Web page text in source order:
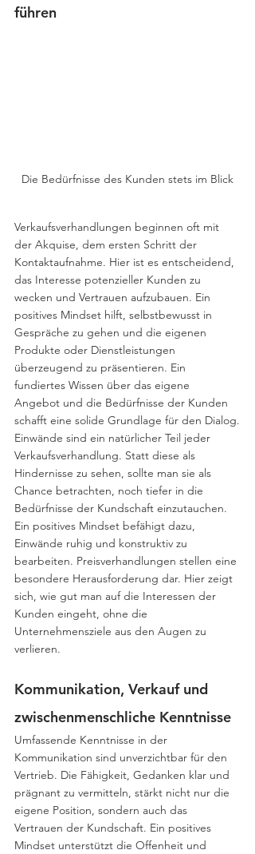
führen
Die Bedürfnisse des Kunden stets im Blick
Verkaufsverhandlungen beginnen oft mit
der Akquise, dem ersten Schritt der
Kontaktaufnahme. Hier ist es entscheidend,
das Interesse potenzieller Kunden zu
wecken und Vertrauen aufzubauen. Ein
positives Mindset hilft, selbstbewusst in
Gespräche zu gehen und die eigenen
Produkte oder Dienstleistungen
überzeugend zu präsentieren. Ein
fundiertes Wissen über das eigene
Angebot und die Bedürfnisse der Kunden
schafft eine solide Grundlage für den Dialog.
Einwände sind ein natürlicher Teil jeder
Verkaufsverhandlung. Statt diese als
Hindernisse zu sehen, sollte man sie als
Chance betrachten, noch tiefer in die
Bedürfnisse der Kundschaft einzutauchen.
Ein positives Mindset befähigt dazu,
Einwände ruhig und konstruktiv zu
bearbeiten. Preisverhandlungen stellen eine
besondere Herausforderung dar. Hier zeigt
sich, wie gut man auf die Interessen der
Kunden eingeht, ohne die
Unternehmensziele aus den Augen zu
verlieren.
Kommunikation, Verkauf und
zwischenmenschliche Kenntnisse
Umfassende Kenntnisse in der
Kommunikation sind unverzichtbar für den
Vertrieb. Die Fähigkeit, Gedanken klar und
prägnant zu vermitteln, stärkt nicht nur die
eigene Position, sondern auch das
Vertrauen der Kundschaft. Ein positives
Mindset unterstützt die Offenheit und